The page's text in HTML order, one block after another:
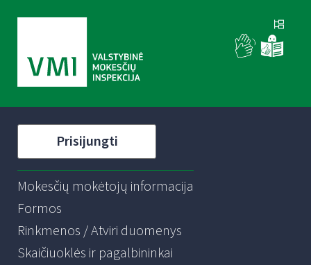
Prisijungti
Mokesčių mokėtojų informacija
Formos
Rinkmenos / Atviri duomenys
Skaičiuoklės ir pagalbininkai